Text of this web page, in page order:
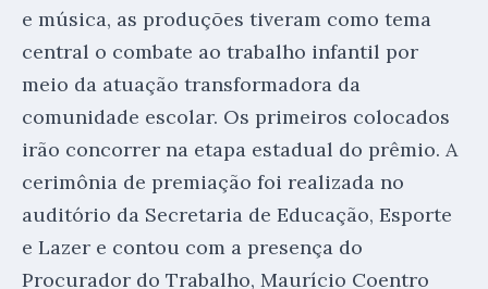
e música, as produções tiveram como tema
central o combate ao trabalho infantil por
meio da atuação transformadora da
comunidade escolar. Os primeiros colocados
irão concorrer na etapa estadual do prêmio. A
cerimônia de premiação foi realizada no
auditório da Secretaria de Educação, Esporte
e Lazer e contou com a presença do
Procurador do Trabalho, Maurício Coentro